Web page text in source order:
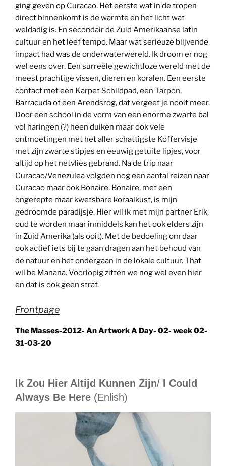
ging geven op Curacao. Het eerste wat in de tropen
direct binnenkomt is de warmte en het licht wat
weldadig is. En secondair de Zuid Amerikaanse latin
cultuur en het leef tempo. Maar wat serieuze blijvende
impact had was de onderwaterwereld. Ik droom er nog
wel eens over. Een surreële gewichtloze wereld met de
meest prachtige vissen, dieren en koralen. Een eerste
contact met een Karpet Schildpad, een Tarpon,
Barracuda of een Arendsrog, dat vergeet je nooit meer.
Door een school in de vorm van een enorme zwarte bal
vol haringen (?) heen duiken maar ook vele
ontmoetingen met het aller schattigste Koffervisje
met zijn zwarte stipjes en eeuwig getuite lipjes, voor
altijd op het netvlies gebrand. Na de trip naar
Curacao/Venezulea volgden nog een aantal reizen naar
Curacao maar ook Bonaire. Bonaire, met een
ongerepte maar kwetsbare koraalkust, is mijn
gedroomde paradijsje. Hier wil ik met mijn partner Erik,
oud te worden maar inmiddels kan het ook elders zijn
in Zuid Amerika (als ooit). Met de bedoeling om daar
ook actief iets bij te gaan dragen aan het behoud van
de natuur en het ondergaan in de lokale cultuur. That
wil be Mañana. Voorlopig zitten we nog wel even hier
en dat is ook geen straf.
Frontpage
The Masses-2012- An Artwork A Day- 02- week 02-
31-03-20
Ik Zou Hier Altijd Kunnen Zijn/ I Could
Always Be Here (Enlish)